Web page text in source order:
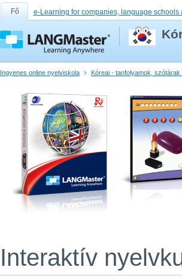
Fő e-Learning for companies, language schools
Ingyenes online nyelviskola Kóreai - tanfolyamok,
Interaktív